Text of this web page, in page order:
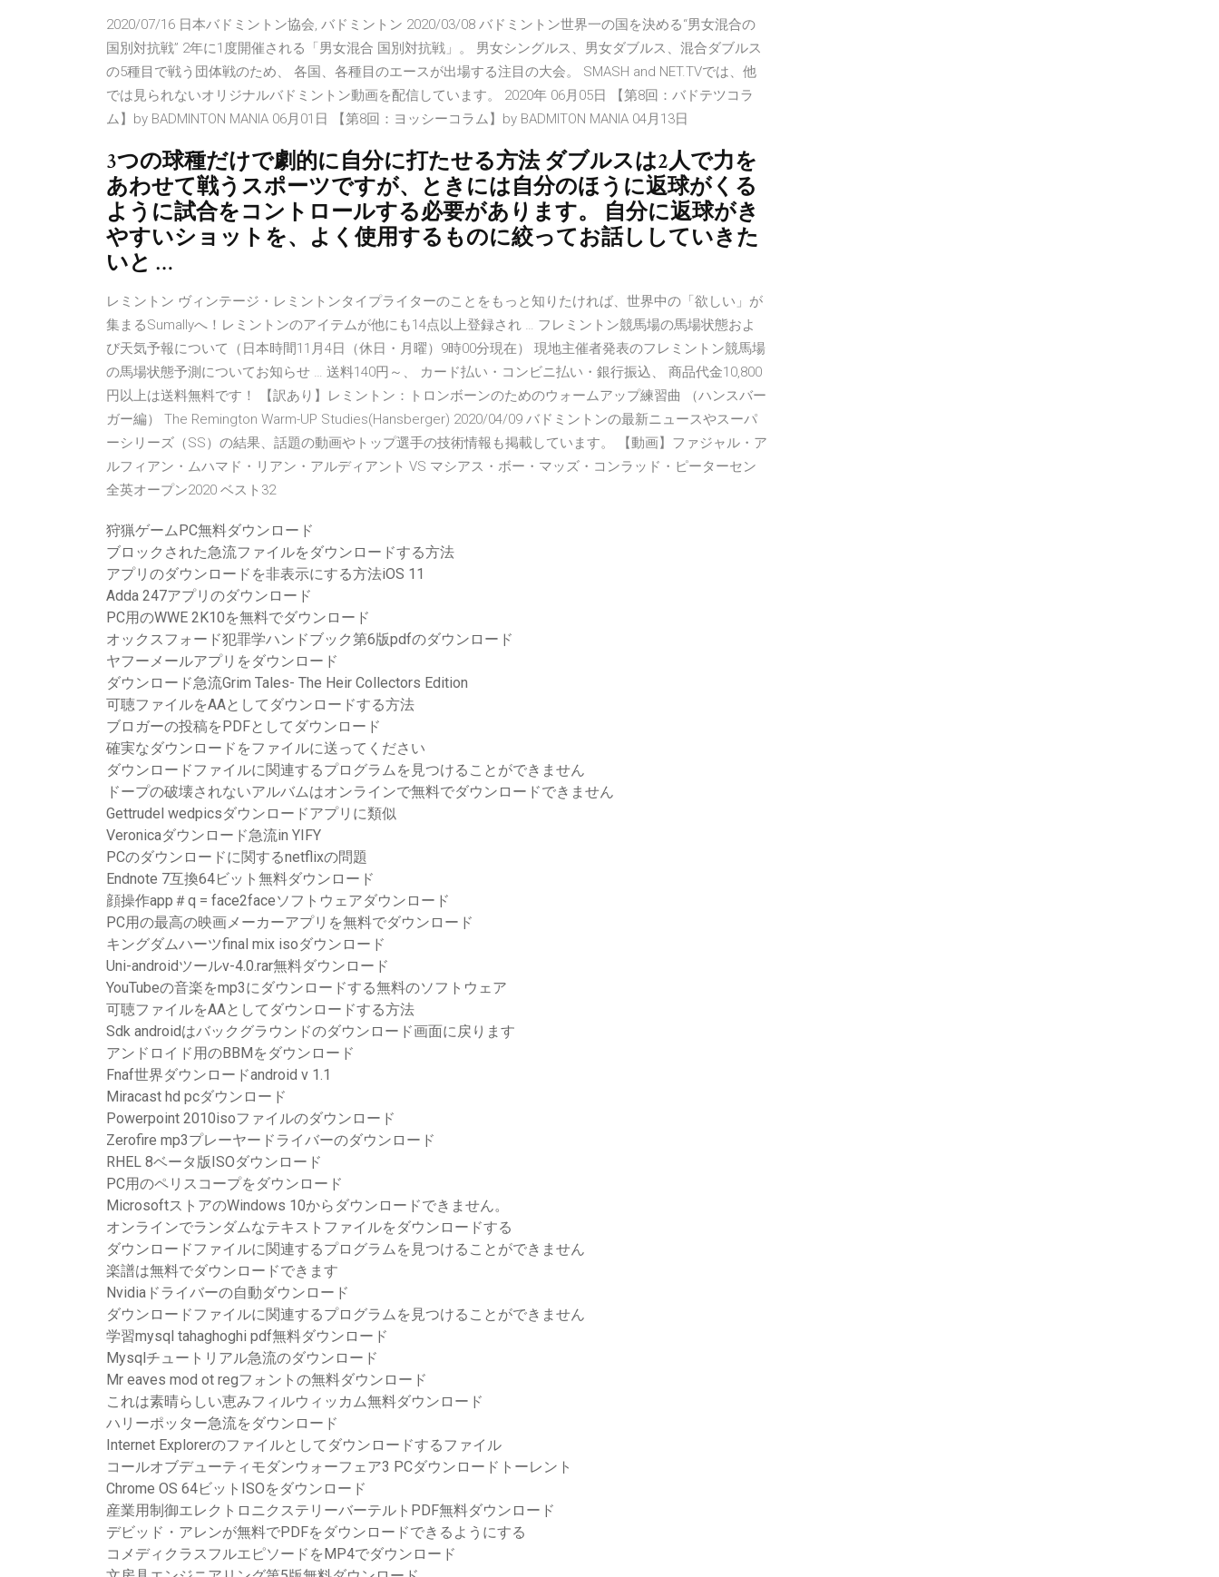
2020/07/16 日本バドミントン協会, バドミントン 2020/03/08 バドミントン世界一の国を決める“男女混合の
国別対抗戦” 2年に1度開催される「男女混合 国別対抗戦」。 男女シングルス、男女ダブルス、混合ダブルス
の5種目で戦う団体戦のため、 各国、各種目のエースが出場する注目の大会。 SMASH and NET.TVでは、他
では見られないオリジナルバドミントン動画を配信しています。 2020年 06月05日 【第8回：バドテツコラ
ム】by BADMINTON MANIA 06月01日 【第8回：ヨッシーコラム】by BADMITON MANIA 04月13日
3つの球種だけで劇的に自分に打たせる方法 ダブルスは2人で力を
あわせて戦うスポーツですが、ときには自分のほうに返球がくる
ように試合をコントロールする必要があります。 自分に返球がき
やすいショットを、よく使用するものに絞ってお話ししていきた
いと …
レミントン ヴィンテージ・レミントンタイプライターのことをもっと知りたければ、世界中の「欲しい」が
集まるSumallyへ！レミントンのアイテムが他にも14点以上登録され … フレミントン競馬場の馬場状態およ
び天気予報について（日本時間11月4日（休日・月曜）9時00分現在） 現地主催者発表のフレミントン競馬場
の馬場状態予測についてお知らせ … 送料140円～、 カード払い・コンビニ払い・銀行振込、 商品代金10,800
円以上は送料無料です！ 【訳あり】レミントン：トロンボーンのためのウォームアップ練習曲 （ハンスバー
ガー編） The Remington Warm-UP Studies(Hansberger) 2020/04/09 バドミントンの最新ニュースやスーパ
ーシリーズ（SS）の結果、話題の動画やトップ選手の技術情報も掲載しています。 【動画】ファジャル・ア
ルフィアン・ムハマド・リアン・アルディアント VS マシアス・ボー・マッズ・コンラッド・ピーターセン
全英オープン2020 ベスト32
狩猟ゲームPC無料ダウンロード
ブロックされた急流ファイルをダウンロードする方法
アプリのダウンロードを非表示にする方法iOS 11
Adda 247アプリのダウンロード
PC用のWWE 2K10を無料でダウンロード
オックスフォード犯罪学ハンドブック第6版pdfのダウンロード
ヤフーメールアプリをダウンロード
ダウンロード急流Grim Tales- The Heir Collectors Edition
可聴ファイルをAAとしてダウンロードする方法
ブロガーの投稿をPDFとしてダウンロード
確実なダウンロードをファイルに送ってください
ダウンロードファイルに関連するプログラムを見つけることができません
ドープの破壊されないアルバムはオンラインで無料でダウンロードできません
Gettrudel wedpicsダウンロードアプリに類似
Veronicaダウンロード急流in YIFY
PCのダウンロードに関するnetflixの問題
Endnote 7互換64ビット無料ダウンロード
顔操作app＃q = face2faceソフトウェアダウンロード
PC用の最高の映画メーカーアプリを無料でダウンロード
キングダムハーツfinal mix isoダウンロード
Uni-androidツールv-4.0.rar無料ダウンロード
YouTubeの音楽をmp3にダウンロードする無料のソフトウェア
可聴ファイルをAAとしてダウンロードする方法
Sdk androidはバックグラウンドのダウンロード画面に戻ります
アンドロイド用のBBMをダウンロード
Fnaf世界ダウンロードandroid v 1.1
Miracast hd pcダウンロード
Powerpoint 2010isoファイルのダウンロード
Zerofire mp3プレーヤードライバーのダウンロード
RHEL 8ベータ版ISOダウンロード
PC用のペリスコープをダウンロード
MicrosoftストアのWindows 10からダウンロードできません。
オンラインでランダムなテキストファイルをダウンロードする
ダウンロードファイルに関連するプログラムを見つけることができません
楽譜は無料でダウンロードできます
Nvidiaドライバーの自動ダウンロード
ダウンロードファイルに関連するプログラムを見つけることができません
学習mysql tahaghoghi pdf無料ダウンロード
Mysqlチュートリアル急流のダウンロード
Mr eaves mod ot regフォントの無料ダウンロード
これは素晴らしい恵みフィルウィッカム無料ダウンロード
ハリーポッター急流をダウンロード
Internet Explorerのファイルとしてダウンロードするファイル
コールオブデューティモダンウォーフェア3 PCダウンロードトーレント
Chrome OS 64ビットISOをダウンロード
産業用制御エレクトロニクステリーバーテルトPDF無料ダウンロード
デビッド・アレンが無料でPDFをダウンロードできるようにする
コメディクラスフルエピソードをMP4でダウンロード